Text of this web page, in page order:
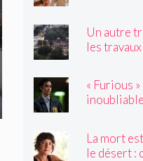
Un autre
les
suprême
« Furious
La mort
le désert :